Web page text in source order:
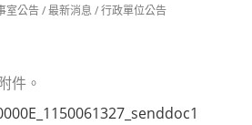
室公告/最新消息 /行政單位公告
件。